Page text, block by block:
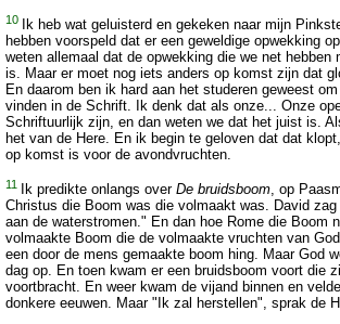
10
Ik heb wat geluisterd en gekeken naar mijn
hebben voorspeld dat er een geweldige opwekking
weten allemaal dat de opwekking die we net hebben
is. Maar er moet nog iets anders op komst zijn dat
En daarom ben ik hard aan het studeren geweest
vinden in de Schrift. Ik denk dat als onze... Onze
Schriftuurlijk zijn, en dan weten we dat het juist is.
het van de Here. En ik begin te geloven dat dat
op komst is voor de avondvruchten.
11 Ik predikte onlangs over De bruidsboom, op
Christus die Boom was die volmaakt was. David
aan de waterstromen." En dan hoe Rome die Boom
volmaakte Boom die de volmaakte vruchten van
een door de mens gemaakte boom hing. Maar God
dag op. En toen kwam er een bruidsboom voort die
voortbracht. En weer kwam de vijand binnen en
donkere eeuwen. Maar "Ik zal herstellen", sprak de